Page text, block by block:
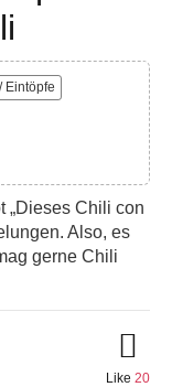
Eintöpfe
„Dieses Chili con
Also, es
gerne Chili
Like 20